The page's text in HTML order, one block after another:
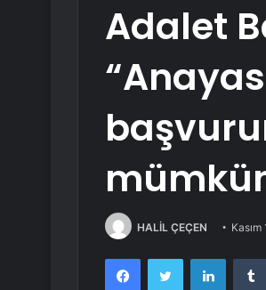
Adalet
HALİL ÇEÇEN
FacebookTwitter